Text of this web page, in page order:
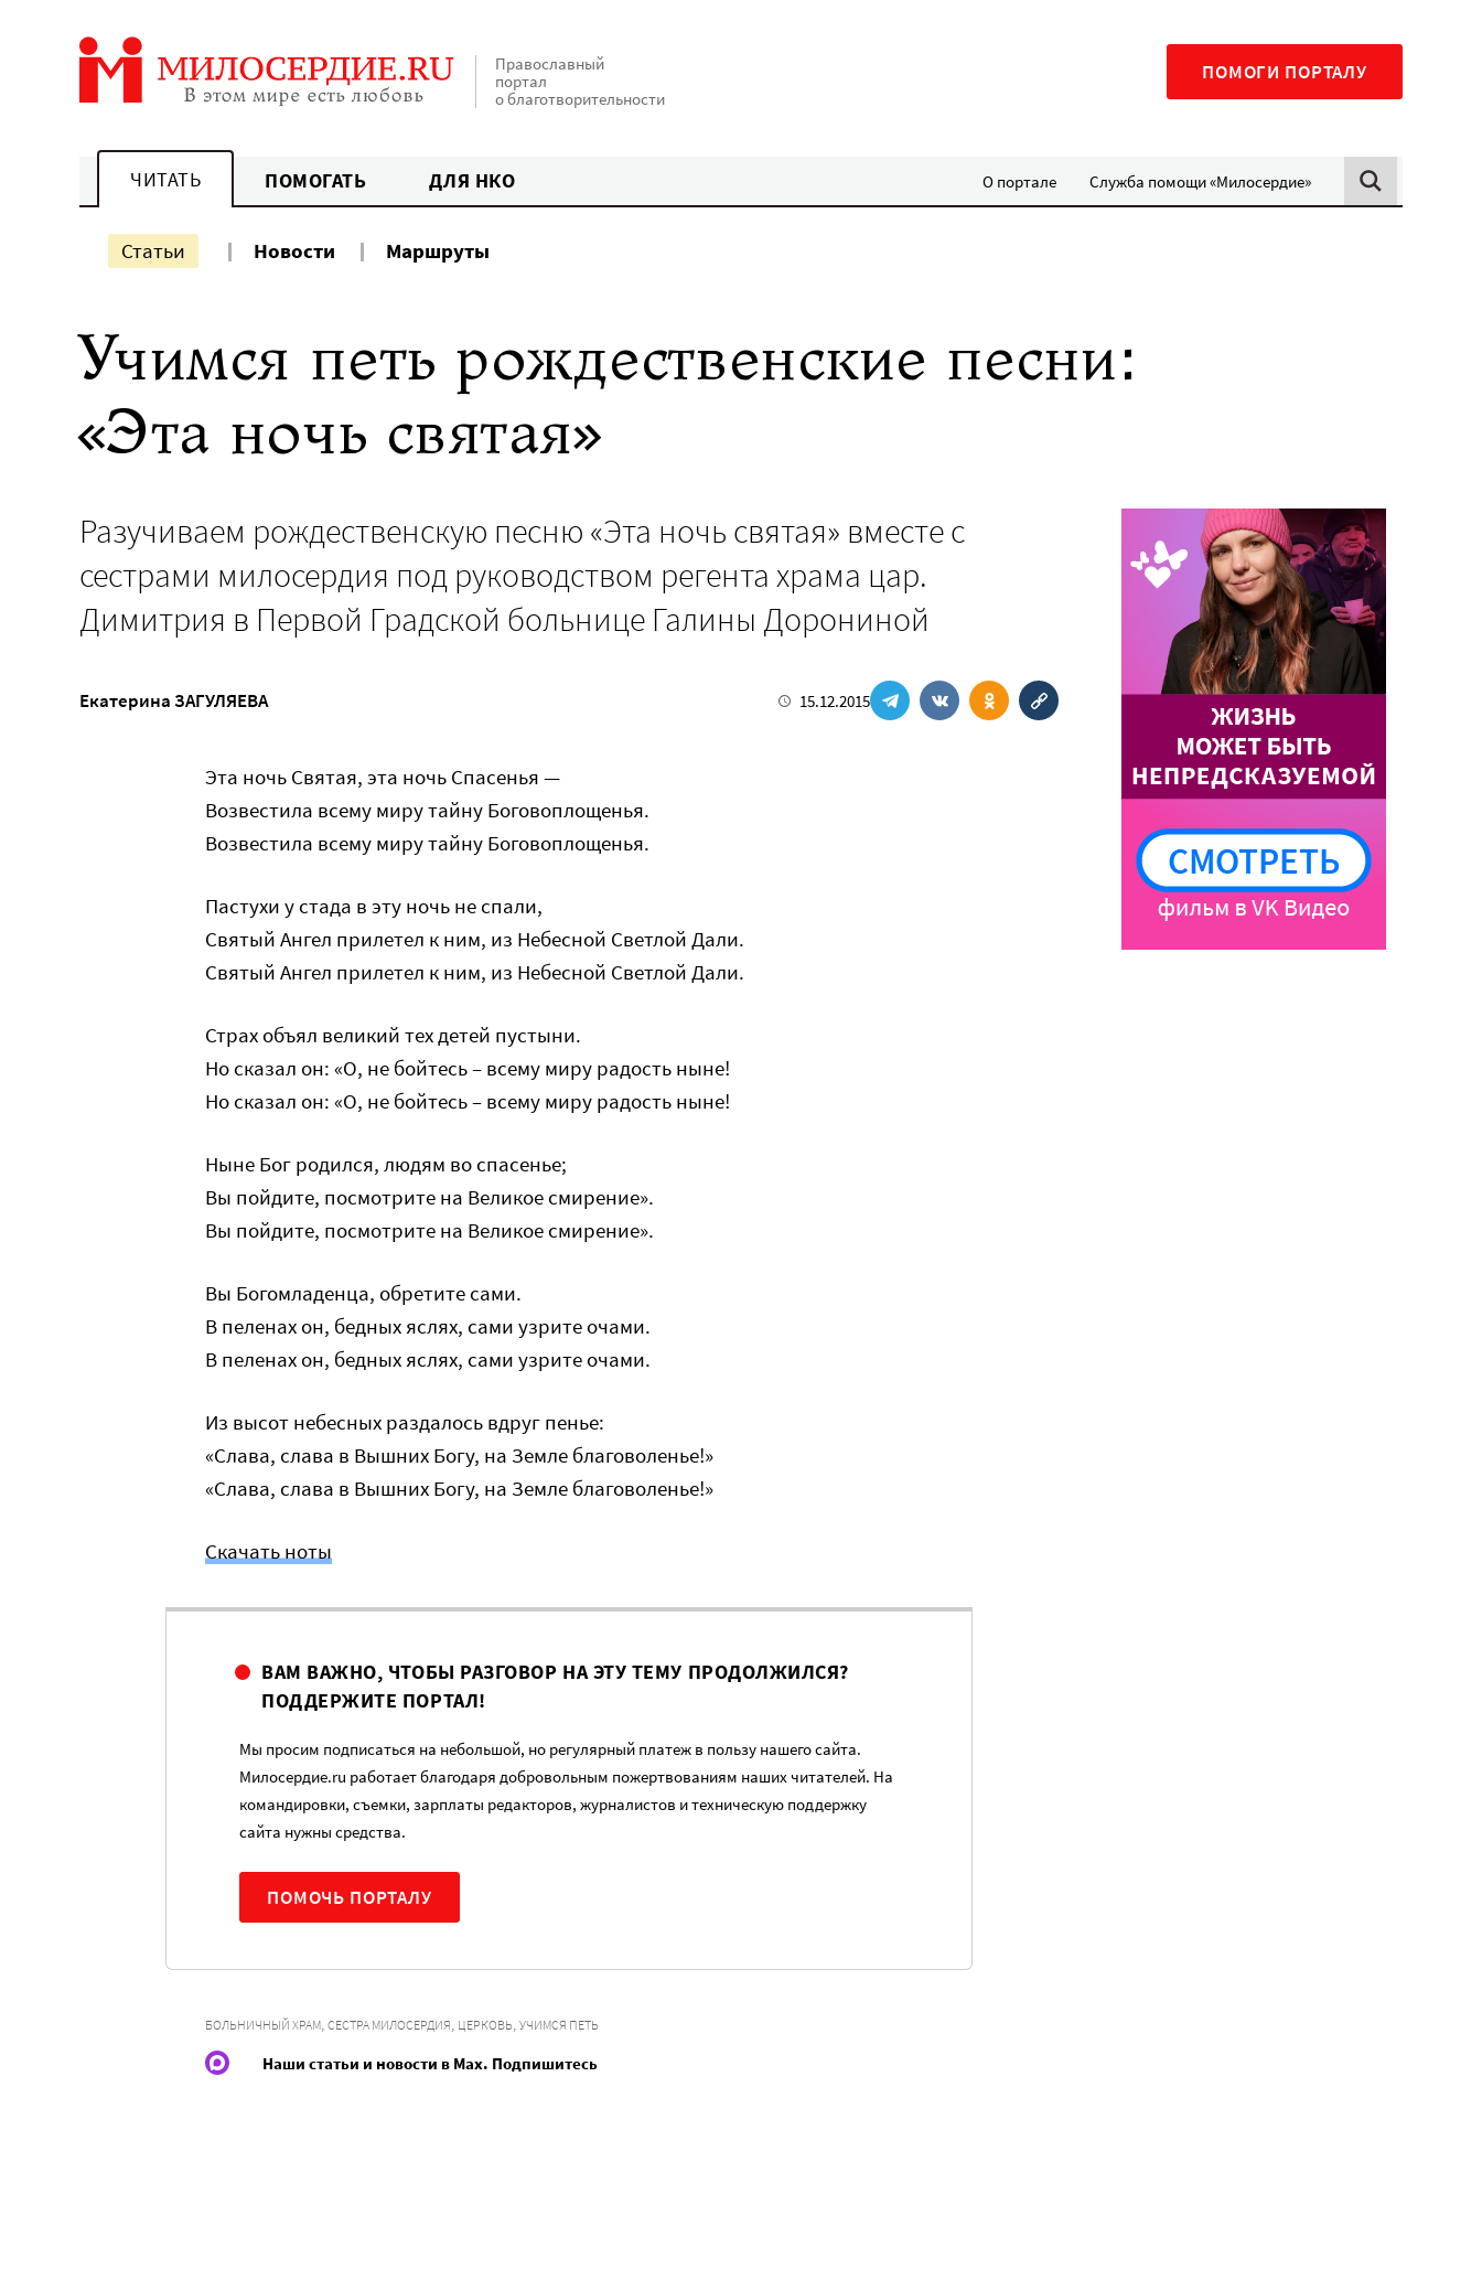
Православный
портал
о благотворительности
ПОМОГИ ПОРТАЛУ
ЧИТАТЬ ПОМОГАТЬ ДЛЯ НКО О портале Служба помощи «Милосердие»
Статьи Новости Маршруты
Учимся петь рождественские песни:
«Эта ночь святая»
Разучиваем рождественскую песню «Эта ночь святая» вместе с
сестрами милосердия под руководством регента храма цар.
Димитрия в Первой Градской больнице Галины Дорониной
Екатерина ЗАГУЛЯЕВА 15.12.2015
Эта ночь Cвятая, эта ночь Cпасенья —
Возвестила всему миру тайну Боговоплощенья.
Возвестила всему миру тайну Боговоплощенья.
Пастухи у стада в эту ночь не спали,
Святый Ангел прилетел к ним, из Небесной Светлой Дали.
Святый Ангел прилетел к ним, из Небесной Светлой Дали.
Страх объял великий тех детей пустыни.
Но сказал он: «О, не бойтесь – всему миру радость ныне!
Но сказал он: «О, не бойтесь – всему миру радость ныне!
Ныне Бог родился, людям во спасенье;
Вы пойдите, посмотрите на Великое смирение».
Вы пойдите, посмотрите на Великое смирение».
Вы Богомладенца, обретите сами.
В пеленах он, бедных яслях, сами узрите очами.
В пеленах он, бедных яслях, сами узрите очами.
Из высот небесных раздалось вдруг пенье:
«Слава, слава в Вышних Богу, на Земле благоволенье!»
«Слава, слава в Вышних Богу, на Земле благоволенье!»
Скачать ноты
ВАМ ВАЖНО, ЧТОБЫ РАЗГОВОР НА ЭТУ ТЕМУ ПРОДОЛЖИЛСЯ?
ПОДДЕРЖИТЕ ПОРТАЛ!
Мы просим подписаться на небольшой, но регулярный платеж в пользу нашего сайта.
Милосердие.ru работает благодаря добровольным пожертвованиям наших читателей. На
командировки, съемки, зарплаты редакторов, журналистов и техническую поддержку
сайта нужны средства.
ПОМОЧЬ ПОРТАЛУ
БОЛЬНИЧНЫЙ ХРАМ, СЕСТРА МИЛОСЕРДИЯ, ЦЕРКОВЬ, УЧИМСЯ ПЕТЬ
Наши статьи и новости в Max. Подпишитесь